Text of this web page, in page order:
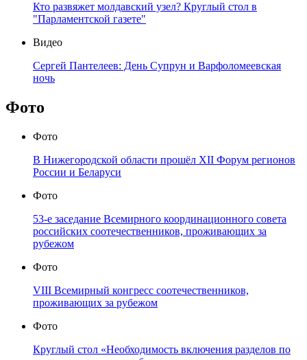
Кто развяжет молдавский узел? Круглый стол в
"Парламентской газете"
Видео
Сергей Пантелеев: День Супрун и Варфоломеевская
ночь
Фото
Фото
В Нижегородской области прошёл XII Форум регионов
России и Беларуси
Фото
53-е заседание Всемирного координационного совета
российских соотечественников, проживающих за
рубежом
Фото
VIII Всемирный конгресс соотечественников,
проживающих за рубежом
Фото
Круглый стол «Необходимость включения разделов по